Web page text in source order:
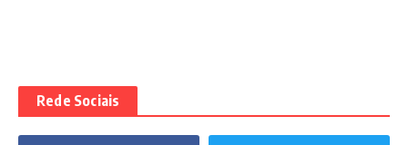
Rede Sociais